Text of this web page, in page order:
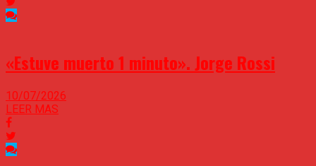
«Estuve muerto 1 minuto». Jorge Rossi
10/07/2026
LEER MAS